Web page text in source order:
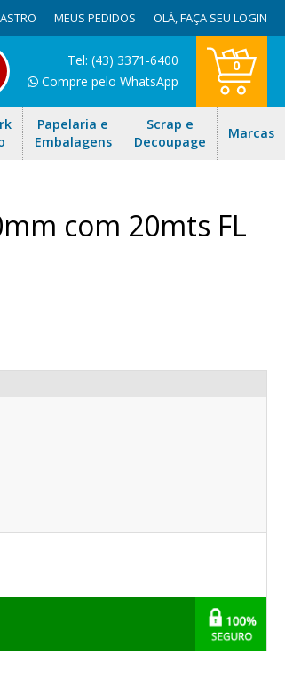
MEUS PEDIDOS OLÁ,FAÇA SEU LOGIN
Tel: (43) 3371-6400
Compre pelo WhatsApp
0
Papelaria e
Embalagens
Scrap e
Decoupage
Marcas
com 20mts FL